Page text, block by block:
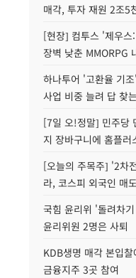
매각, 투자 재원 2조5
[현장] 컴투스 '제우
장벽 낮춘 MMORPG
하나투어 '고환율 기
사업 비중 늘려 답 찾
[7일 오!정말] 민주당
지 장바구니에 홈플
[오늘의 주목주] '2차
라, 코스피 외국인 매
국힘 윤리위 '돌려차
윤리위원 2명은 사퇴
KDB생명 매각 본입
금융지주 3곳 참여